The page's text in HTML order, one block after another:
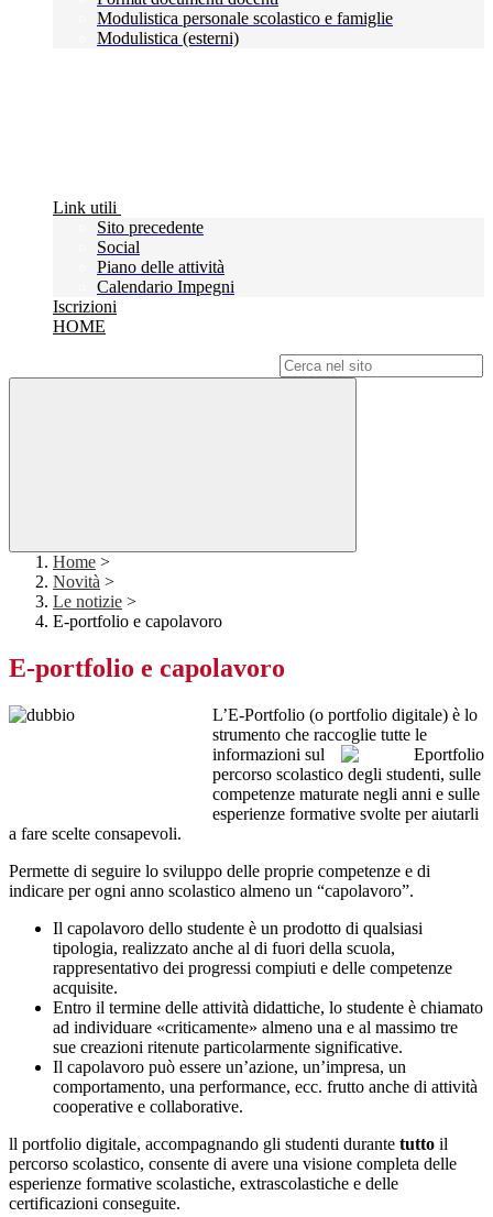
Modulistica personale scolastico e famiglie
Modulistica (esterni)
Link utili
Sito precedente
Social
Piano delle attività
Calendario Impegni
Iscrizioni
HOME
Home >
Novità >
Le notizie >
E-portfolio e capolavoro
E-portfolio e capolavoro
L’E-Portfolio (o portfolio digitale) è lo
strumento che raccoglie tutte le
informazioni sul
percorso scolastico degli studenti, sulle
competenze maturate negli anni e sulle
esperienze formative svolte per aiutarli
a fare scelte consapevoli.
Permette di seguire lo sviluppo delle proprie competenze e di
indicare per ogni anno scolastico almeno un “capolavoro”.
Il capolavoro dello studente è un prodotto di qualsiasi
tipologia, realizzato anche al di fuori della scuola,
rappresentativo dei progressi compiuti e delle competenze
acquisite.
Entro il termine delle attività didattiche, lo studente è chiamato
ad individuare «criticamente» almeno una e al massimo tre
sue creazioni ritenute particolarmente significative.
Il capolavoro può essere un’azione, un’impresa, un
comportamento, una performance, ecc. frutto anche di attività
cooperative e collaborative.
ll portfolio digitale, accompagnando gli studenti durante tutto il
percorso scolastico, consente di avere una visione completa delle
esperienze formative scolastiche, extrascolastiche e delle
certificazioni conseguite.